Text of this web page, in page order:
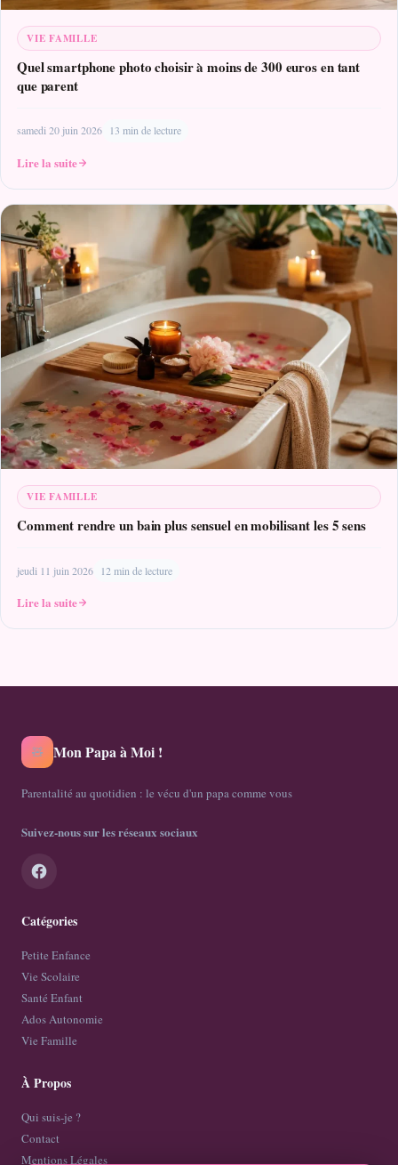
VIE FAMILLE
Quel smartphone photo choisir à moins de 300 euros en tant
que parent
samedi 20 juin 2026 13 min de lecture
Lire la suite
VIE FAMILLE
Comment rendre un bain plus sensuel en mobilisant les 5 sens
jeudi 11 juin 2026 12 min de lecture
Lire la suite
🧸 Mon Papa à Moi !
Parentalité au quotidien : le vécu d'un papa comme vous
Suivez-nous sur les réseaux sociaux
Catégories
Petite Enfance
Vie Scolaire
Santé Enfant
Ados Autonomie
Vie Famille
À Propos
Qui suis-je ?
Contact
Mentions Légales